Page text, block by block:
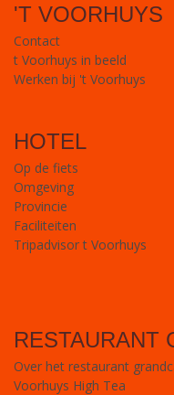
'T VOORHUYS
Contact
t Voorhuys in beeld
Werken bij 't Voorhuys
HOTEL
Op de fiets
Omgeving
Provincie
Faciliteiten
Tripadvisor t Voorhuys
RESTAURANT
Over het restaurant
Voorhuys High Tea